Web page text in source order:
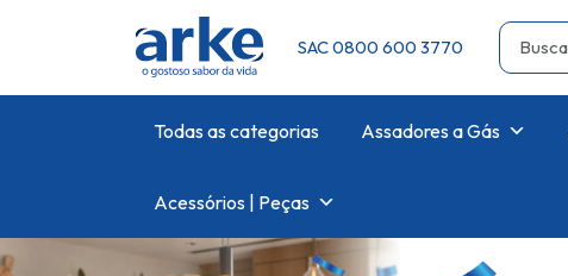
SAC 0800 600 3770
Todas as categorias Assadores a Gás
Acessórios | Peças